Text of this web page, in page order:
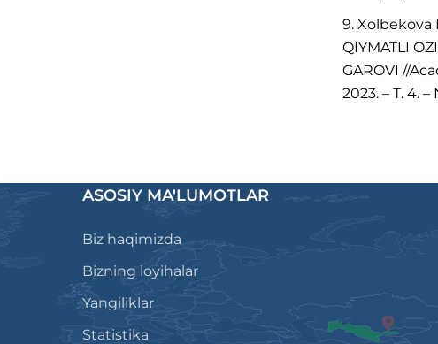
9. Xolbekova
QIYMATLI
GAROVI //
2023. – Т. 4. –
ASOSIY MA'LUMOTLAR
Biz haqimizda
Bizning loyihalar
Yangiliklar
Statistika